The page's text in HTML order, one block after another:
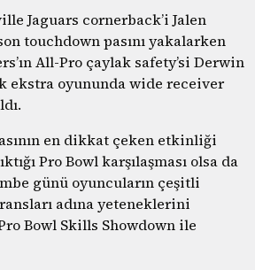
Jaguars cornerback’i Jalen
touchdown pasını yakalarken
All-Pro çaylak safety’si Derwin
ekstra oyununda wide receiver
en dikkat çeken etkinliği
Pro Bowl karşılaşması olsa da
günü oyuncuların çeşitli
adına yeteneklerini
Bowl Skills Showdown ile